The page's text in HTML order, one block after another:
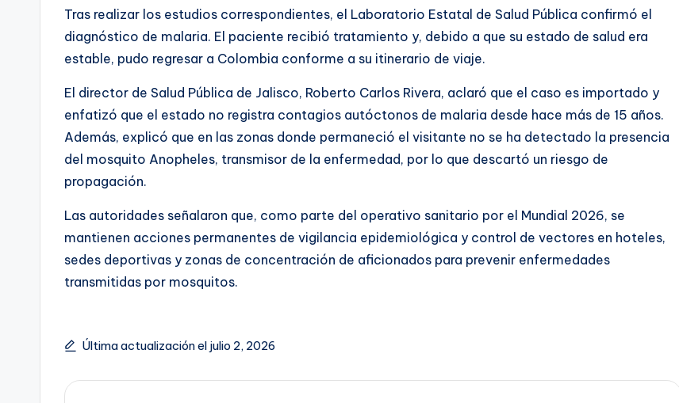
Tras realizar los estudios correspondientes, el Laboratorio Estatal de Salud Pública confirmó el
diagnóstico de malaria. El paciente recibió tratamiento y, debido a que su estado de salud era
estable, pudo regresar a Colombia conforme a su itinerario de viaje.
El director de Salud Pública de Jalisco, Roberto Carlos Rivera, aclaró que el caso es importado y
enfatizó que el estado no registra contagios autóctonos de malaria desde hace más de 15 años.
Además, explicó que en las zonas donde permaneció el visitante no se ha detectado la presencia
del mosquito Anopheles, transmisor de la enfermedad, por lo que descartó un riesgo de
propagación.
Las autoridades señalaron que, como parte del operativo sanitario por el Mundial 2026, se
mantienen acciones permanentes de vigilancia epidemiológica y control de vectores en hoteles,
sedes deportivas y zonas de concentración de aficionados para prevenir enfermedades
transmitidas por mosquitos.
Última actualización el julio 2, 2026